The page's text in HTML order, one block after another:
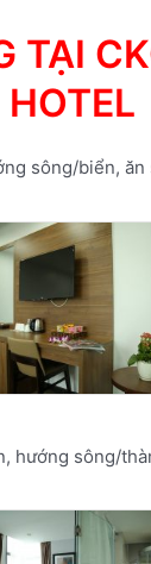
TẠI
HOTEL
sông/biển,
hướng sông/